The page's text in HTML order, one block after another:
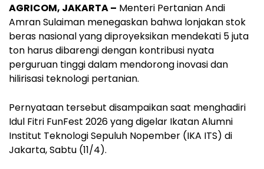
AGRICOM, JAKARTA – Menteri Pertanian Andi
Amran Sulaiman menegaskan bahwa lonjakan stok
beras nasional yang diproyeksikan mendekati 5 juta
ton harus dibarengi dengan kontribusi nyata
perguruan tinggi dalam mendorong inovasi dan
hilirisasi teknologi pertanian.
Pernyataan tersebut disampaikan saat menghadiri
Idul Fitri FunFest 2026 yang digelar Ikatan Alumni
Institut Teknologi Sepuluh Nopember (IKA ITS) di
Jakarta, Sabtu (11/4).